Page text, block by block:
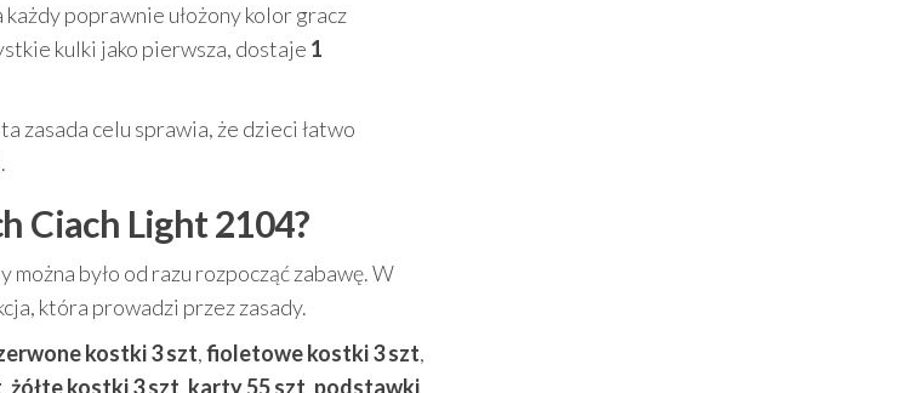
poprawnie ułożony kolor gracz
kulki jako pierwsza, dostaje 1
zasada celu sprawia, że dzieci łatwo
Ciach Light 2104?
było od razu rozpocząć zabawę. W
która prowadzi przez zasady.
kostki 3 szt,fioletowe kostki 3 szt,
,żółte kostki 3 szt, karty 55 szt, podstawki